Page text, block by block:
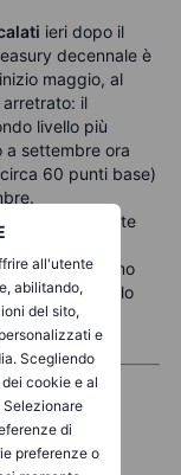
all'utente
abilitando,
del sito,
e
Scegliendo
cookie e al
di
preferenze o
ieri dopo il
decennale è
maggio, al
arretrato: il
livello più
a settembre ora
60 punti base)
nella notte
del JGB
a 1,57%, minimo
il livello
di oggi, il